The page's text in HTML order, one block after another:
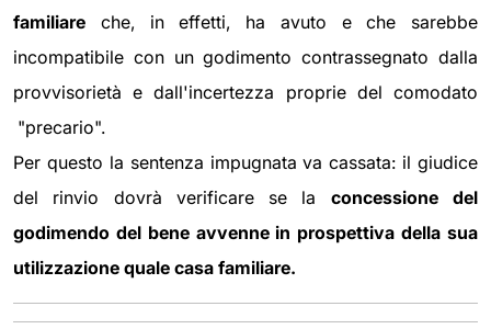
familiare che, in effetti, ha avuto e che sarebbe
incompatibile con un godimento contrassegnato dalla
provvisorietà e dall'incertezza proprie del comodato
"precario".
Per questo la sentenza impugnata va cassata: il giudice
del rinvio dovrà verificare se la concessione del
godimendo del bene avvenne in prospettiva della sua
utilizzazione quale casa familiare.